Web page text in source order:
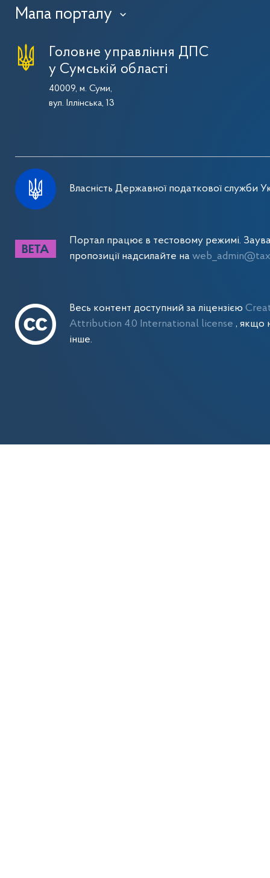
Мапа порталу ›
Головне управління ДПС
у Сумській області
40009, м. Суми,
вул. Іллінська, 13
Власність Державної податкової служби
Портал працює в тестовому режимі.
пропозиції надсилайте на
Весь контент доступний за ліцензією
Attribution 4.0 International license , якщо
інше.